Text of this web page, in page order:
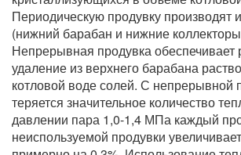
Периодическую продувку производят
(нижний барабан и нижние
Непрерывная продувка
удаление из верхнего барабана
котловой воде солей. С непрерывной
теряется значительное количество
давлении пара 1,0-1,4 МПа каждый
неиспользуемой продувки